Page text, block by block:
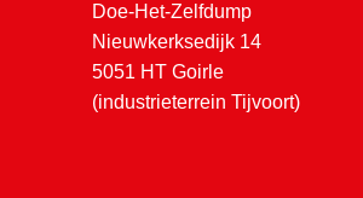
Doe-Het-Zelfdump
Nieuwkerksedijk 14
5051 HT Goirle
(industrieterrein Tijvoort)